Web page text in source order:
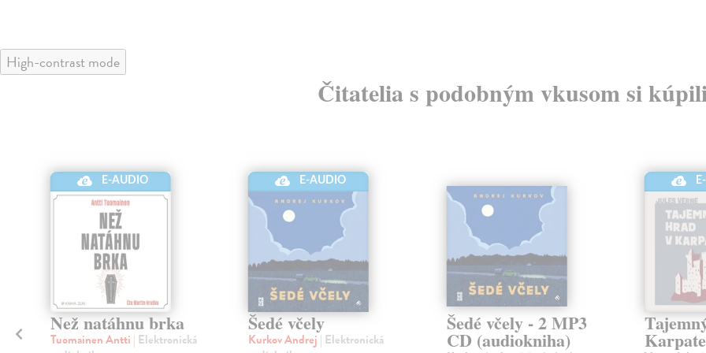
High-contrast mode
Čitatelia s podobným vkusom si
E-AUDIO
Než natáhnu brka
Tuomainen Antti | Elektronická
E-AUDIO
Šedé včely
Kurkov Andrej | Elektronická
Šedé včely - 2 MP3
CD (audiokniha)